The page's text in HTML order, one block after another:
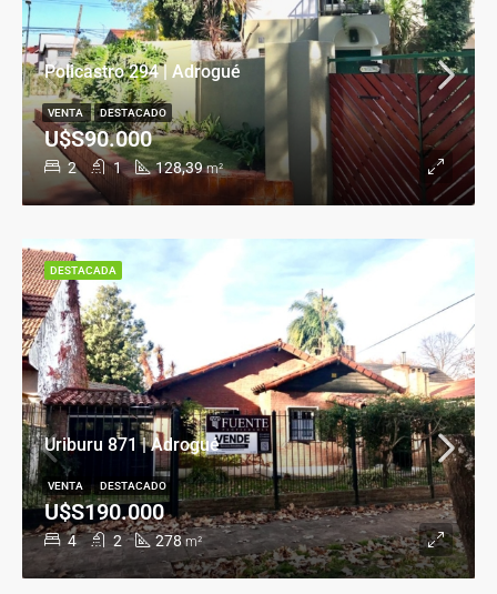
Policastro 294 | Adrogué
2 1 128,39 m²
U$S90.000
VENTA DESTACADO
Uriburu 871 | Adrogué
4 2 278 m²
U$S190.000
VENTA DESTACADO
DESTACADA